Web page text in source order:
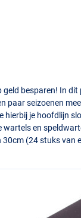
geld besparen! In
paar seizoenen
hierbij je hoofdlijn
en
(24 stuks van